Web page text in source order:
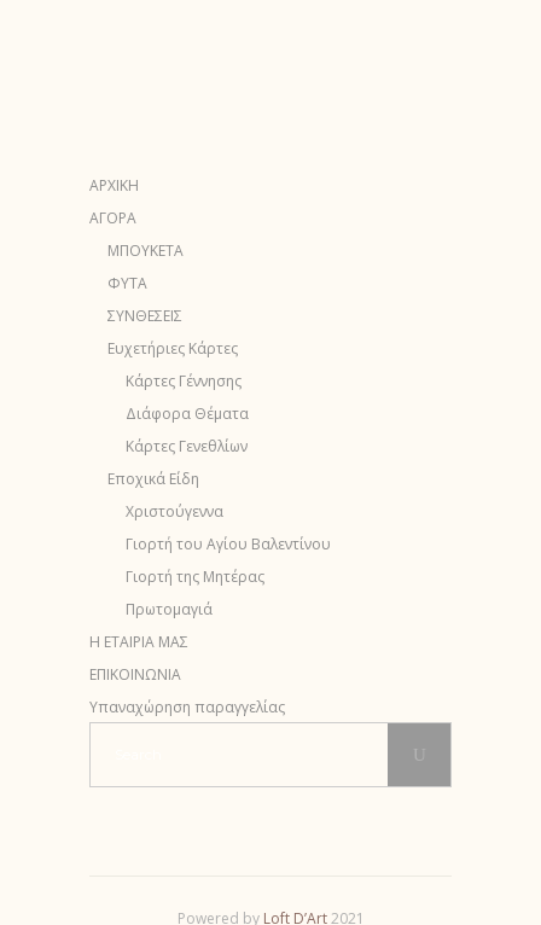
ΑΡΧΙΚΗ
ΑΓΟΡΑ
ΜΠΟΥΚΕΤΑ
ΦΥΤΑ
ΣΥΝΘΕΣΕΙΣ
Ευχετήριες Κάρτες
Κάρτες Γέννησης
Διάφορα Θέματα
Κάρτες Γενεθλίων
Εποχικά Είδη
Χριστούγεννα
Γιορτή του Αγίου Βαλεντίνου
Γιορτή της Μητέρας
Πρωτομαγιά
Η ΕΤΑΙΡΙΑ ΜΑΣ
ΕΠΙΚΟΙΝΩΝΙΑ
Υπαναχώρηση παραγγελίας
Powered by Loft D’Аrt2021